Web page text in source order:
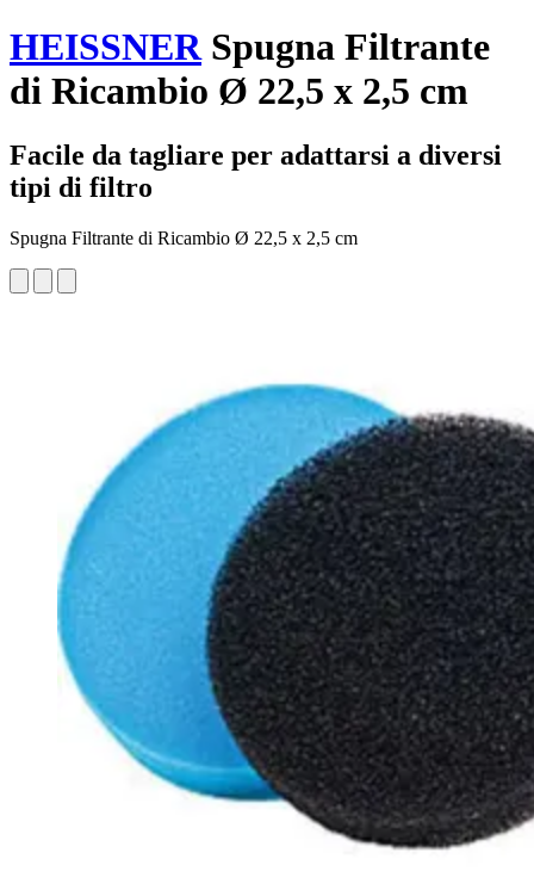
HEISSNERSpugna Filtrante
di Ricambio Ø 22,5 x 2,5 cm
Facile da tagliare per adattarsi a diversi
tipi di filtro
Spugna Filtrante di Ricambio Ø 22,5 x 2,5 cm